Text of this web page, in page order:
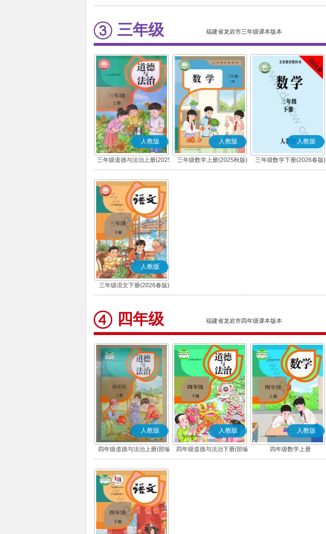
秋版)(部编版)
三年级 福建省龙岩市三年级课本版本
人教版
三年级道德与法治上册(2025
秋版)(部编版)
人教版
三年级数学上册(2025秋版)
人教版
三年级数学下册(2026春版)
人教版
三年级语文下册(2026春版)
(部编版)
四年级 福建省龙岩市四年级课本版本
人教版
四年级道德与法治上册(部编
版)
人教版
四年级道德与法治下册(部编
版)
人教版
四年级数学上册